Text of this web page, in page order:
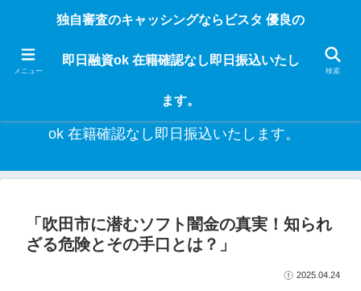
独自審査のフリーローンならビスタなら24時間365日 在籍確認なしで借りれる
な入用があっても安心！融資率97％！仕事をしている人ならブラックでも給料
日返済の１ヶ月融資で借りられるから安心！
独自審査のキャッシングならビスタ 優良の即日融資
ok 在籍確認なし即日振込いたします。
「吹田市に潜むソフト闇金の真実！知られ
ざる危険とその手口とは？」
2025.04.24
メニュー
独自審査のキャッシングならビスタ 優良の
即日融資ok 在籍確認なし即日振込いたし
ます。
検索